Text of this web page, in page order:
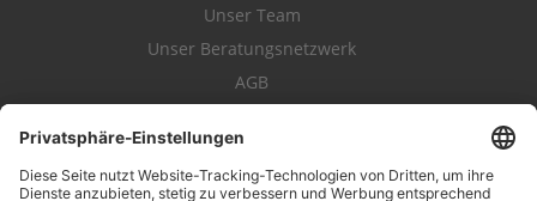
Unser Team
Unser Beratungsnetzwerk
AGB
Datenschutz
Impressum